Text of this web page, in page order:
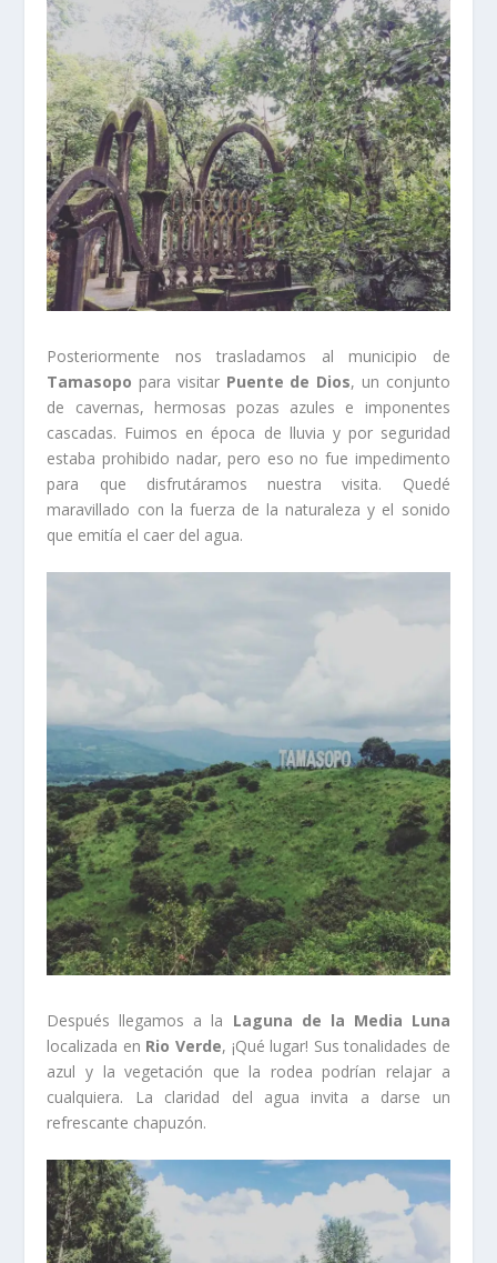
Posteriormente nos trasladamos al municipio de
Tamasopo para visitar Puente de Dios, un conjunto
de cavernas, hermosas pozas azules e imponentes
cascadas. Fuimos en época de lluvia y por seguridad
estaba prohibido nadar, pero eso no fue impedimento
para que disfrutáramos nuestra visita. Quedé
maravillado con la fuerza de la naturaleza y el sonido
que emitía el caer del agua.
Después llegamos a la Laguna de la Media Luna
localizada en Rio Verde, ¡Qué lugar! Sus tonalidades de
azul y la vegetación que la rodea podrían relajar a
cualquiera. La claridad del agua invita a darse un
refrescante chapuzón.